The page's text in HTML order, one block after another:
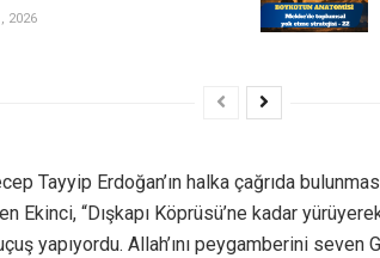
2026
Tayyip Erdoğan’ın halka çağrıda
Ekinci, “Dışkapı Köprüsü’ne kadar
yapıyordu. Allah’ını peygamberini seven